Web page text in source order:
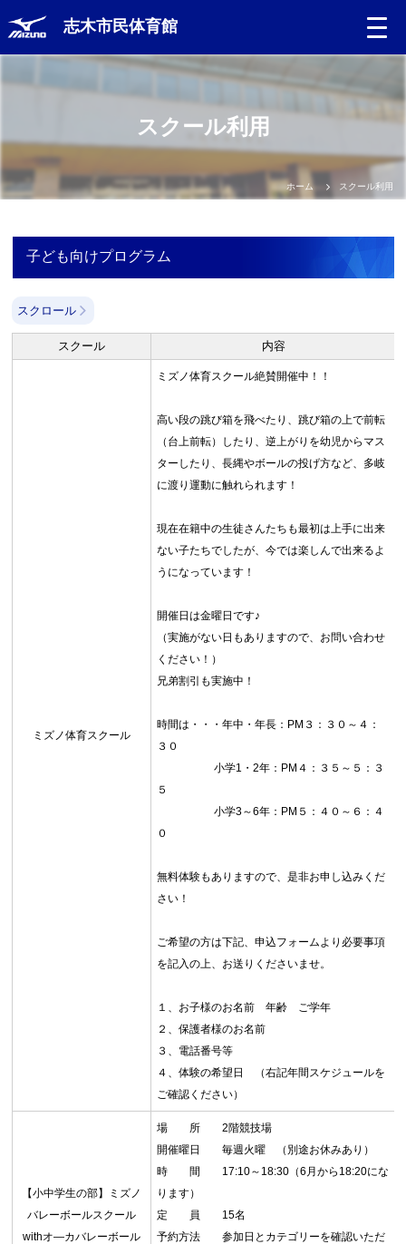
志木市民体育館
お問合せフォーム
志木市 公共施設予約システム
スクール利用
ホーム スクール利用
子ども向けプログラム
スクロール
スクール 内容
ミズノ体育スクール
ミズノ体育スクール絶賛開催中！！
高い段の跳び箱を飛べたり、跳び箱の上で前転
（台上前転）したり、逆上がりを幼児からマス
ターしたり、長縄やボールの投げ方など、多岐
に渡り運動に触れられます！
現在在籍中の生徒さんたちも最初は上手に出来
ない子たちでしたが、今では楽しんで出来るよ
うになっています！
開催日は金曜日です♪
（実施がない日もありますので、お問い合わせ
ください！）
兄弟割引も実施中！
時間は・・・年中・年長：PM３：３０～４：
３０
小学1・2年：PM４：３５～５：３
５
小学3～6年：PM５：４０～６：４
０
無料体験もありますので、是非お申し込みくだ
さい！
ご希望の方は下記、申込フォームより必要事項
を記入の上、お送りくださいませ。
１、お子様のお名前 年齢 ご学年
２、保護者様のお名前
３、電話番号等
４、体験の希望日 （右記年間スケジュールを
ご確認ください）
【小中学生の部】ミズノ
バレーボールスクール
withオ―カバレーボール
場 所 2階競技場
開催曜日 毎週火曜 （別途お休みあり）
時 間 17:10～18:30（6月から18:20にな
ります）
定 員 15名
予約方法 参加日とカテゴリーを確認いただ